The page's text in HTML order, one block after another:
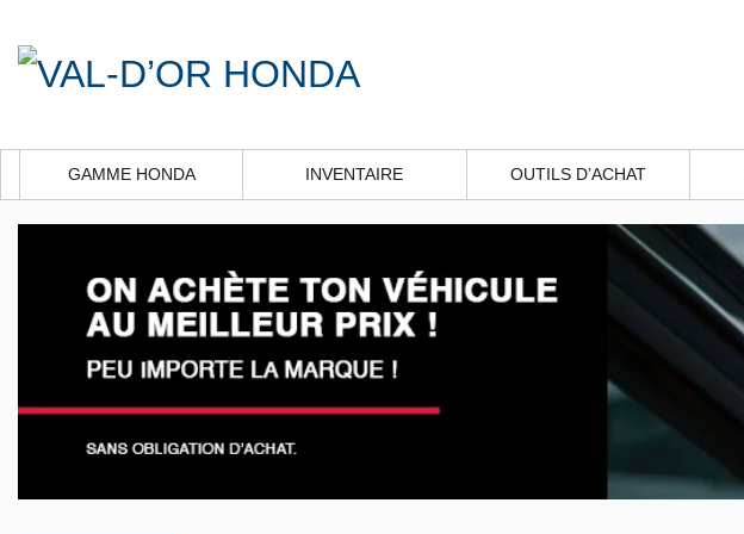
GAMME HONDA INVENTAIRE OUTILS D’ACHAT